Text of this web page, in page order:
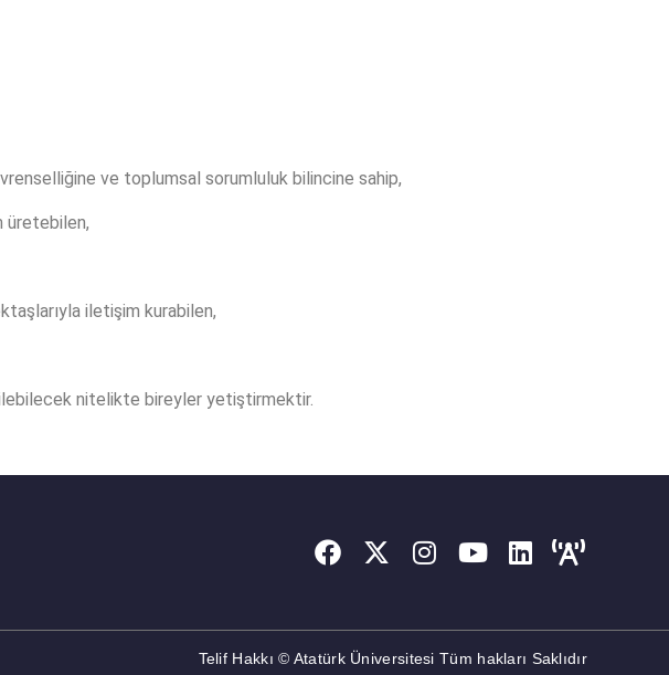
ve toplumsal sorumluluk bilincine sahip,
üretebilen,
iletişim kurabilen,
nitelikte bireyler yetiştirmektir.
Telif Hakkı © Atatürk Üniversitesi Tüm hakları Saklıdır